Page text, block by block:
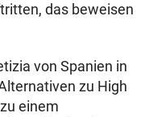
das beweisen
von Spanien in
zu High
einem